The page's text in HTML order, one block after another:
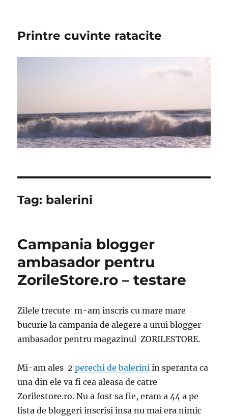
Printre cuvinte ratacite
Tag: balerini
Campania blogger
ambasador pentru
ZorileStore.ro – testare
Zilele trecute m-am inscris cu mare mare
bucurie la campania de alegere a unui blogger
ambasador pentru magazinul ZORILESTORE.
Mi-am ales 2perechi de balerini in speranta ca
una din ele va fi cea aleasa de catre
Zorilestore.ro. Nu a fost sa fie, eram a 44 a pe
lista de bloggeri inscrisi insa nu mai era nimic